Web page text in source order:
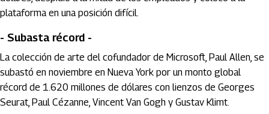
plataforma en una posición difícil.
- Subasta récord -
La colección de arte del cofundador de Microsoft, Paul Allen, se
subastó en noviembre en Nueva York por un monto global
récord de 1.620 millones de dólares con lienzos de Georges
Seurat, Paul Cézanne, Vincent Van Gogh y Gustav Klimt.